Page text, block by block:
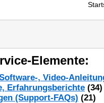
Elemente:
, Video-
Erfahrungsberichte (34)
(Support-FAQs) (21)